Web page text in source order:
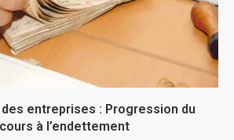
entreprises : Progression du
à l’endettement